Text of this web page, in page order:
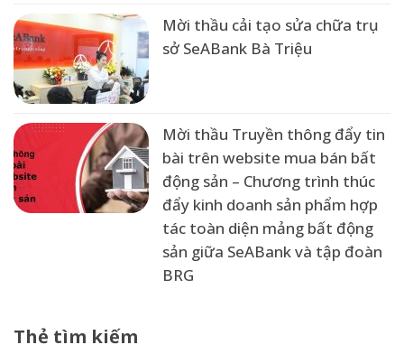
Mời thầu cải tạo sửa chữa trụ
sở SeABank Bà Triệu
Mời thầu Truyền thông đẩy tin
bài trên website mua bán bất
động sản – Chương trình thúc
đẩy kinh doanh sản phẩm hợp
tác toàn diện mảng bất động
sản giữa SeABank và tập đoàn
BRG
Thẻ tìm kiếm